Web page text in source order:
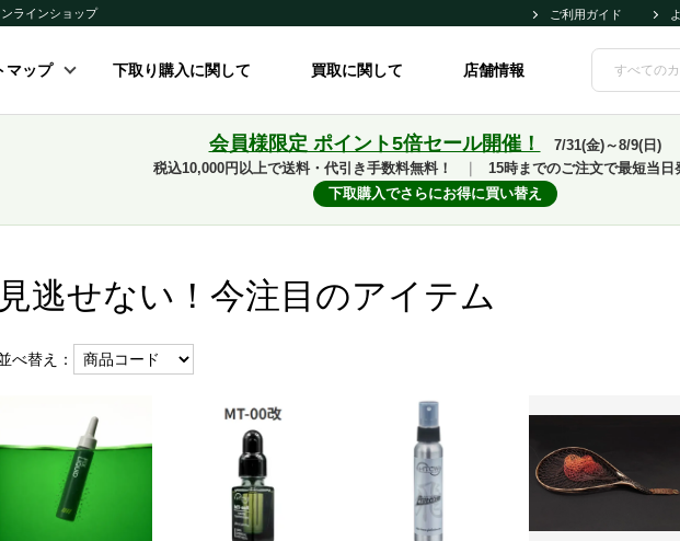
ラインショップ ご利用ガイド
マップ 下取り購入に関して 買取に関して 店舗情報
会員様限定 ポイント5倍セール開催！
7/31(金)～8/9(日)
税込10,000円以上で送料・代引き手数料無料！
15時までのご注文で最短当日
下取購入でさらにお得に買い替え
見逃せない！今注目のアイテム
べ替え：